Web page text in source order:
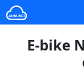
E-bike